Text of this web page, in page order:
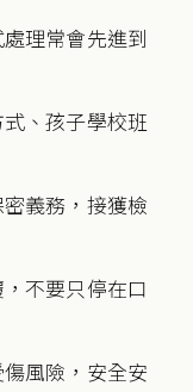
理常會先進到
、孩子學校班
義務，接獲檢
不要只停在口
風險，安全安